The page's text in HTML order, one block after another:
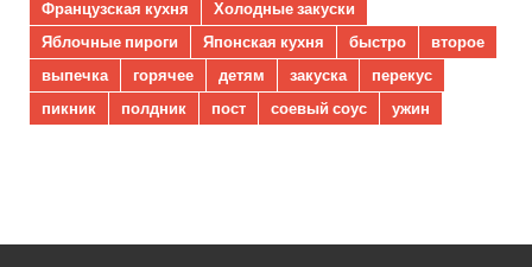
Французская кухня
Холодные закуски
Яблочные пироги
Японская кухня быстро
второе
выпечка
горячее детям закуска
перекус
пикник
полдник пост соевый соус ужин